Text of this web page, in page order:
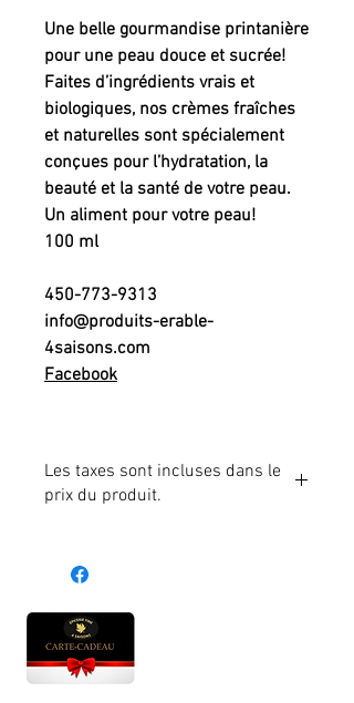
Une belle gourmandise printanière
pour une peau douce et sucrée!
Faites d’ingrédients vrais et
biologiques, nos crèmes fraîches
et naturelles sont spécialement
conçues pour l’hydratation, la
beauté et la santé de votre peau.
Un aliment pour votre peau!
100 ml
450-773-9313
info@produits-erable-
4saisons.com
Facebook
Les taxes sont incluses dans le
prix du produit.